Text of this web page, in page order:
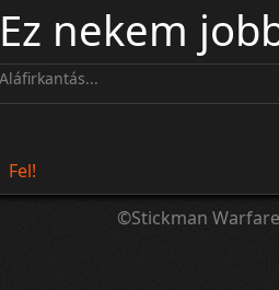
Ez nekem
Aláfirkantás...
Fel!
©Stickman Warfare